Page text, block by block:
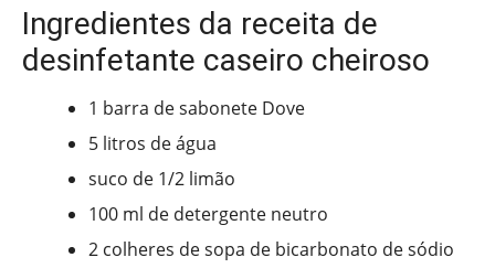
Ingredientes da receita de
desinfetante caseiro cheiroso
1 barra de sabonete Dove
5 litros de água
suco de 1/2 limão
100 ml de detergente neutro
2 colheres de sopa de bicarbonato de sódio